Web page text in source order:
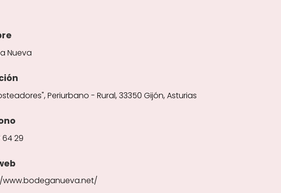
Nueva
Periurbano - Rural, 33350 Gijón, Asturias
29